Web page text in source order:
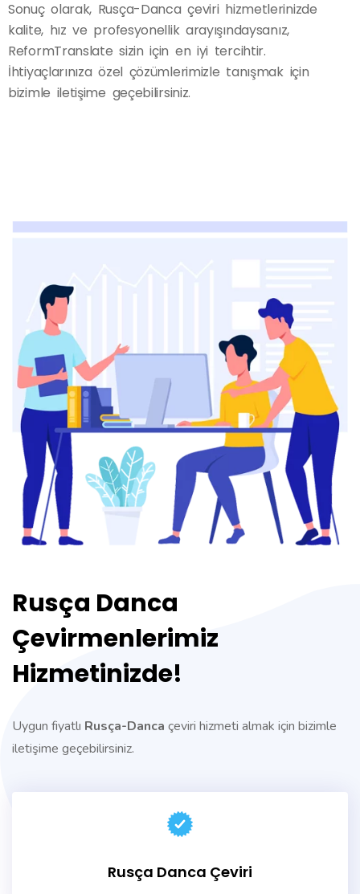
Sonuç olarak, Rusça-Danca çeviri hizmetlerinizde
kalite, hız ve profesyonellik arayışındaysanız,
ReformTranslate sizin için en iyi tercihtir.
İhtiyaçlarınıza özel çözümlerimizle tanışmak için
bizimle iletişime geçebilirsiniz.
Rusça Danca
Çevirmenlerimiz
Hizmetinizde!
Uygun fiyatlı Rusça-Danca çeviri hizmeti almak için bizimle
iletişime geçebilirsiniz.
Rusça Danca Çeviri